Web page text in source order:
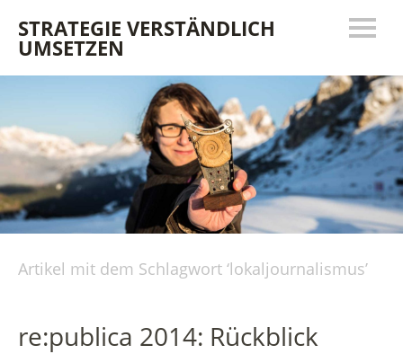
STRATEGIE VERSTÄNDLICH
UMSETZEN
Artikel mit dem Schlagwort ‘lokaljournalismus’
re:publica 2014: Rückblick